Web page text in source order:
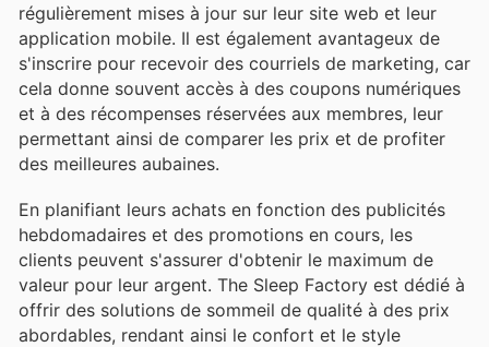
régulièrement mises à jour sur leur site web et leur
application mobile. Il est également avantageux de
s'inscrire pour recevoir des courriels de marketing, car
cela donne souvent accès à des coupons numériques
et à des récompenses réservées aux membres, leur
permettant ainsi de comparer les prix et de profiter
des meilleures aubaines.
En planifiant leurs achats en fonction des publicités
hebdomadaires et des promotions en cours, les
clients peuvent s'assurer d'obtenir le maximum de
valeur pour leur argent. The Sleep Factory est dédié à
offrir des solutions de sommeil de qualité à des prix
abordables, rendant ainsi le confort et le style